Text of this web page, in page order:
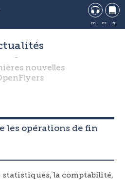
en es fr
nouvelles
les opérations de fin
statistiques, la comptabilité,